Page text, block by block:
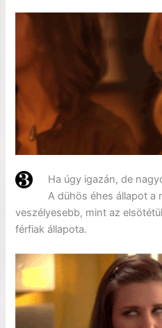
Ha úgy igazán, de
A dühös éhes állapot a
veszélyesebb, mint az
férfiak állapota.